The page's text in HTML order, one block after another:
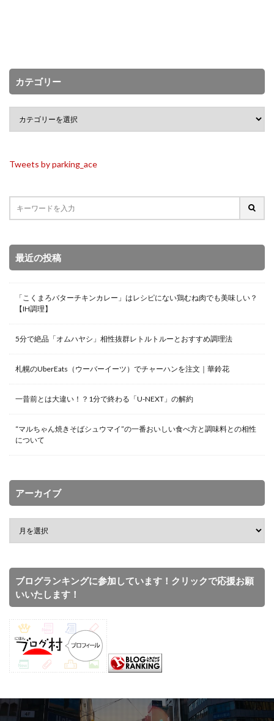
カテゴリー
Tweets by parking_ace
最近の投稿
「こくまろバターチキンカレー」はレシピにない鶏むね肉でも美味しい？
【IH調理】
5分で絶品「オムハヤシ」相性抜群レトルトルーとおすすめ調理法
札幌のUberEats（ウーバーイーツ）でチャーハンを注文｜華鈴花
一昔前とは大違い！？1分で終わる「U-NEXT」の解約
“マルちゃん焼きそばシュウマイ”の一番おいしい食べ方と調味料との相性
について
アーカイブ
ブログランキングに参加しています！クリックで応援お願
いいたします！